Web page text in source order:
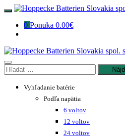
0 Ponuka 0.00€
Vyhľadanie batérie
Podľa napätia
6 voltov
12 voltov
24 voltov